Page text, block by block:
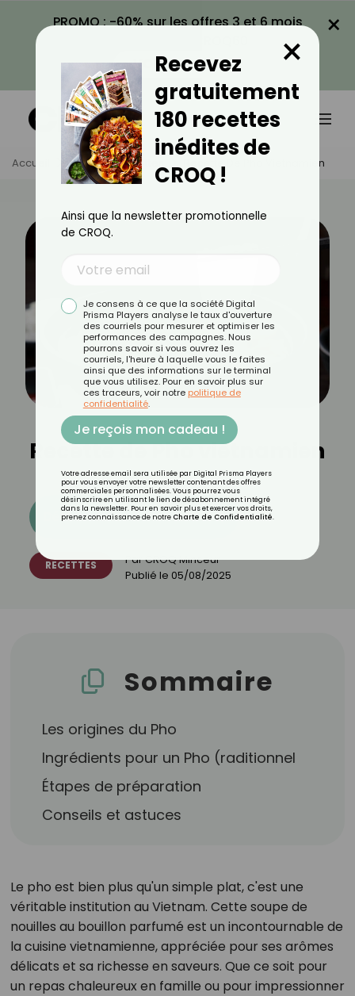
PROMO : -60% sur les offres 3 et 6 mois
VOIR LA PROMO
×
Accueil Actus Recettes Recette De Pho Vietnamien
Recette de Pho vietnamien
Découvrez les 11 menus CROQ
RECETTES ParCROQ Minceur
Publié le 05/08/2025
Sommaire
Les origines du Pho
Ingrédients pour un Pho (raditionnel
Étapes de préparation
Conseils et astuces
Le pho est bien plus qu'un simple plat, c'est une
véritable institution au Vietnam. Cette soupe de
nouilles au bouillon parfumé est un incontournable de
la cuisine vietnamienne, appréciée pour ses arômes
délicats et sa richesse en saveurs. Que ce soit pour
un repas chaleureux en famille ou pour impressionner
Recevez
gratuitement
180 recettes
inédites de
CROQ !
×
Ainsi que la newsletter promotionnelle
de CROQ.
Je consens à ce que la société Digital
Prisma Players analyse le taux d'ouverture
des courriels pour mesurer et optimiser les
performances des campagnes. Nous
pourrons savoir si vous ouvrez les
courriels, l'heure à laquelle vous le faites
ainsi que des informations sur le terminal
que vous utilisez. Pour en savoir plus sur
ces traceurs, voir notre politique de
confidentialité.
Je reçois mon cadeau !
Votre adresse email sera utilisée par Digital Prisma Players
pour vous envoyer votre newsletter contenant des offres
commerciales personnalisées. Vous pourrez vous
désinscrire en utilisant le lien de désabonnement intégré
dans la newsletter. Pour en savoir plus et exercer vos droits,
prenez connaissance de notre Charte de Confidentialité.